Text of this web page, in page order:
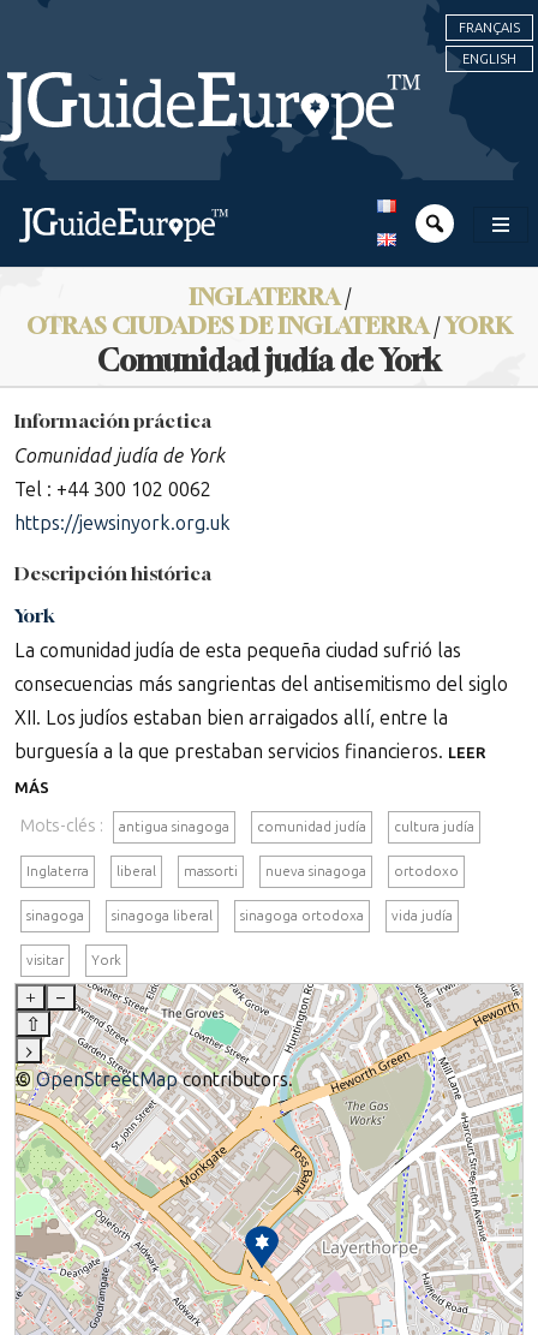
FRANÇAIS
ENGLISH
INGLATERRA/
OTRAS CIUDADES DE INGLATERRA/YORK
Comunidad judía de York
Información práctica
Comunidad judía de York
Tel : +44 300 102 0062
https://jewsinyork.org.uk
Descripción histórica
York
La comunidad judía de esta pequeña ciudad sufrió las
consecuencias más sangrientas del antisemitismo del siglo
XII. Los judíos estaban bien arraigados allí, entre la
burguesía a la que prestaban servicios financieros. LEER
MÁS
Mots-clés : antigua sinagoga comunidad judía cultura judía
Inglaterra liberal massorti nueva sinagoga ortodoxo
sinagoga sinagoga liberal sinagoga ortodoxa vida judía
visitar York
+
–
⇧
›
©OpenStreetMapcontributors.